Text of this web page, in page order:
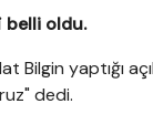
belli oldu.
Bilgin yaptığı
dedi.